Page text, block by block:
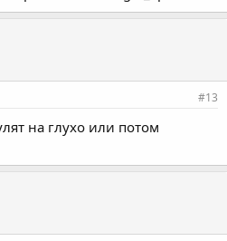
#13
на глухо или потом